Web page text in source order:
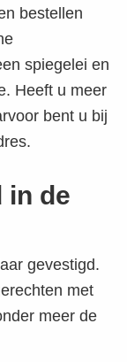
bestellen
spiegelei en
Heeft u meer
bent u bij
in de
gevestigd.
met
meer de